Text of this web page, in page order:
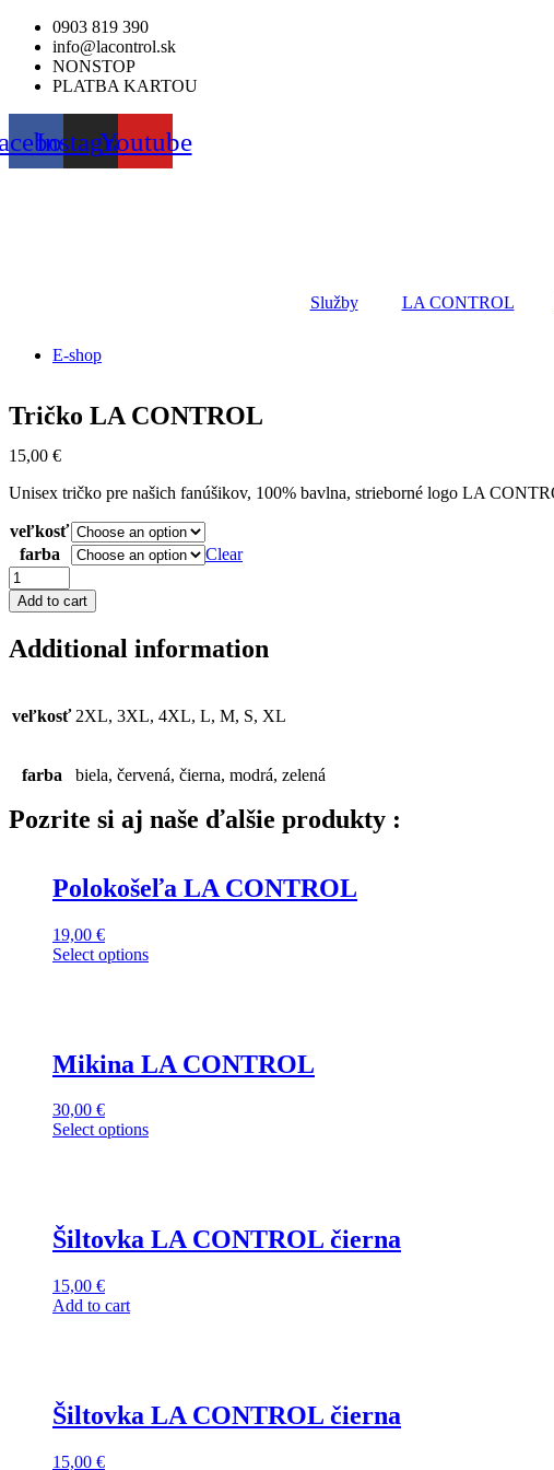
Preskočiť
obsah
0903 819 390
info@lacontrol.sk
NONSTOP
PLATBA KARTOU
InstagramYoutube
Služby LA CONTROL
E-shop
Tričko LA CONTROL
15,00 €
Unisex tričko pre našich fanúšikov, 100% bavlna, strieborné logo LA
veľkosť
farba
Clear
Tričko
LA
CONTROL
Add to cart
Additional information
veľkosť 2XL, 3XL, 4XL, L, M, S, XL
farba biela, červená, čierna, modrá, zelená
Pozrite si aj naše ďalšie produkty :
Polokošeľa LA CONTROL
19,00 €
Select optionsThis
The
options
chosen
Mikina LA CONTROL
30,00 €
Select optionsThis
The
options
Šiltovka LA CONTROL čierna
15,00 €
Add to cart
Šiltovka LA CONTROL čierna
15,00 €